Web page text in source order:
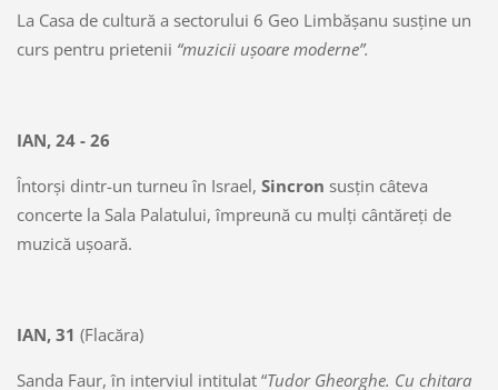
La Casa de cultură a sectorului 6 Geo Limbăşanu susţine un
curs pentru prietenii “muzicii uşoare moderne”.
IAN, 24 - 26
Întorşi dintr-un turneu în Israel, Sincron susţin câteva
concerte la Sala Palatului, împreună cu mulţi cântăreţi de
muzică uşoară.
IAN, 31 (Flacăra)
Sanda Faur, în interviul intitulat “Tudor Gheorghe. Cu chitara